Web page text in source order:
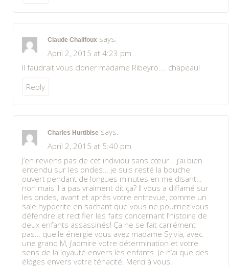
Claude Chalifoux says:
April 2, 2015 at 4:23 pm
Il faudrait vous cloner madame Ribeyro…. chapeau!
Reply
Charles Hurtibise says:
April 2, 2015 at 5:40 pm
J’en reviens pas de cet individu sans cœur… j’ai bien
entendu sur les ondes… je suis resté la bouche
ouvert pendant de longues minutes en me disant…
non mais il a pas vraiment dit ça? Il vous a diffamé sur
les ondes, avant et après votre entrevue, comme un
sale hypocrite en sachant que vous ne pourriez vous
défendre et rectifier les faits concernant l’histoire de
deux enfants assassinés! Ça ne se fait carrément
pas… quelle énergie vous avez madame Sylvia, avec
une grand M, j’admire votre détermination et votre
sens de la loyauté envers les enfants. Je n’ai que des
éloges envers votre ténacité. Merci à vous.